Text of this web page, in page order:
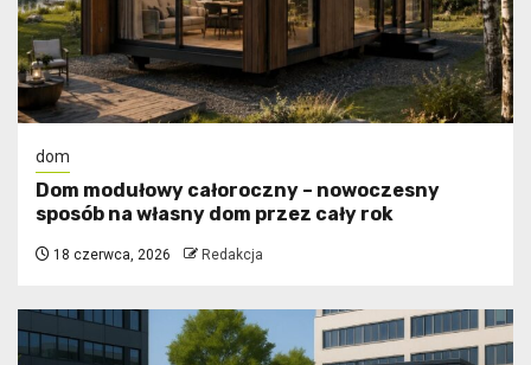
dom
Dom modułowy całoroczny – nowoczesny
sposób na własny dom przez cały rok
18 czerwca, 2026 Redakcja